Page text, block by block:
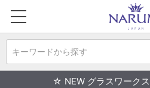
キーワードから探す
☆ NEW グラスワーク